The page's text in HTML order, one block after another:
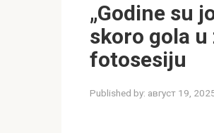
„Godine su
skoro gola
fotosesiju
Published by: август 19,